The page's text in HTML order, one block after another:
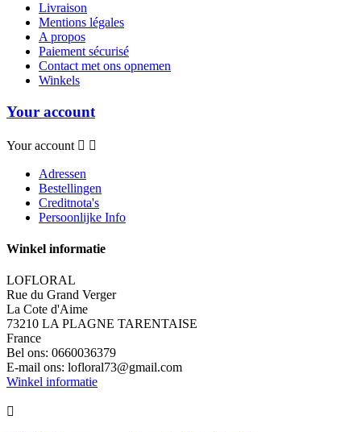
Livraison
Mentions légales
A propos
Paiement sécurisé
Contact met ons opnemen
Winkels
Your account
Your account  
Adressen
Bestellingen
Creditnota's
Persoonlijke Info
Winkel informatie
LOFLORAL
Rue du Grand Verger
La Cote d'Aime
73210 LA PLAGNE TARENTAISE
France
Bel ons: 0660036379
E-mail ons: lofloral73@gmail.com
Winkel informatie
